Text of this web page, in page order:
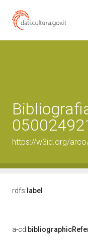
https://w3id.org/
rdfs: label
a-cd: